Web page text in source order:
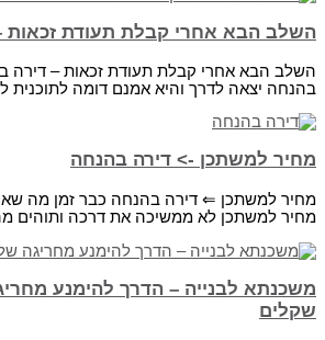
השלב הבא אחרי קבלת תעודת זכאות
השלב הבא אחרי קבלת תעודת זכאות – דירה
בהנחה יצאה לדרך והיא אמנם דומה לתוכנית
מחיר למשתכן -> דירה בהנחה
מחיר למשתכן ⇐ דירה בהנחה כבר זמן מה
מחיר למשתכן לא ממשיכה את דרכה ותוהים
משכנתא לבנייה – הדרך להימנע
שקלים